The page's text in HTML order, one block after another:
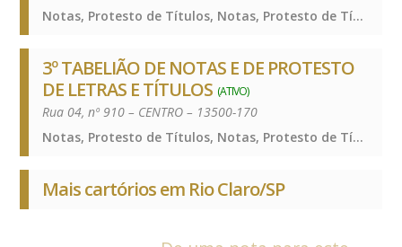
Notas, Protesto de Títulos, Notas, Protesto de Títulos, Notas, Protesto de Títulos
3º TABELIÃO DE NOTAS E DE PROTESTO
DE LETRAS E TÍTULOS (ATIVO)
Rua 04, nº 910 – CENTRO – 13500-170
Notas, Protesto de Títulos, Notas, Protesto de Títulos, Notas, Protesto de Títulos
Mais cartórios em Rio Claro/SP